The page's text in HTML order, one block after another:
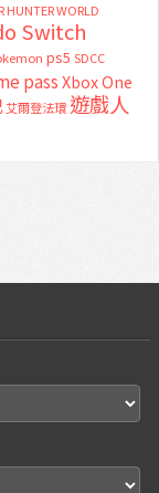
HUNTER WORLD
Switch
ps5 SDCC
passXbox One
艾爾登法環 遊戲人